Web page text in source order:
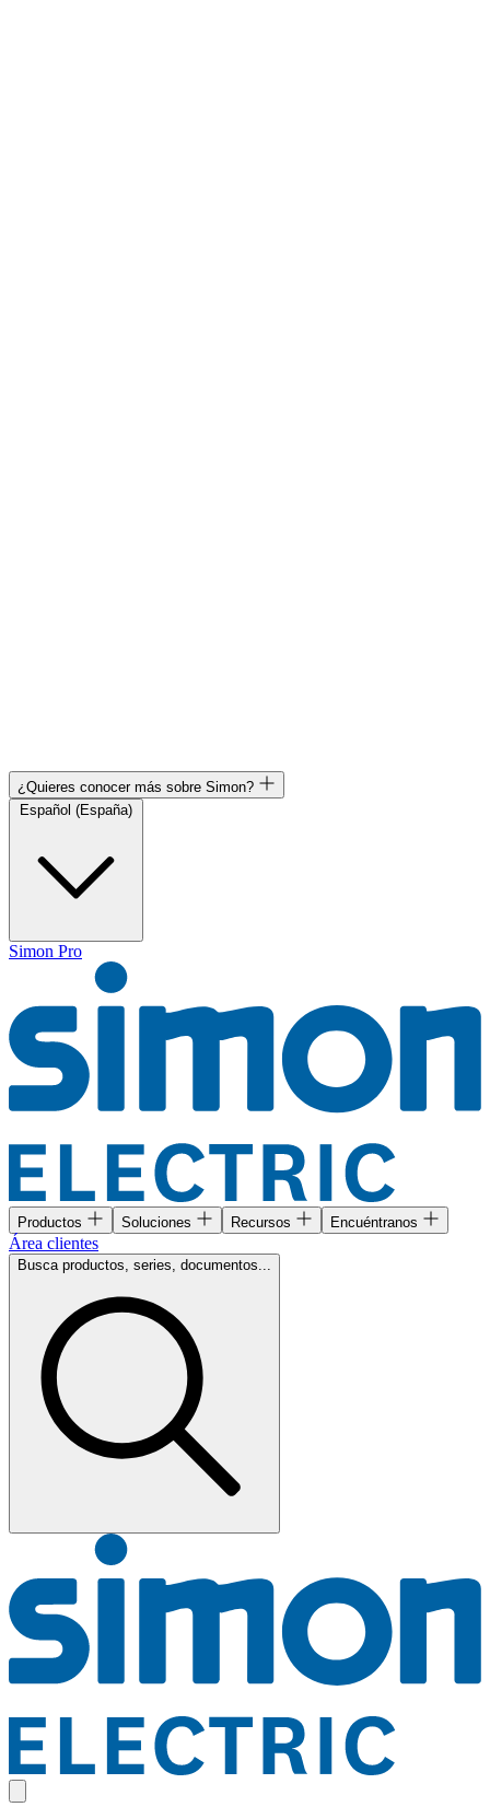
¿Quieres conocer más sobre Simon?
Simon Pro
Productos Soluciones Recursos Encuéntranos
Área clientes
Busca productos, series, documentos...